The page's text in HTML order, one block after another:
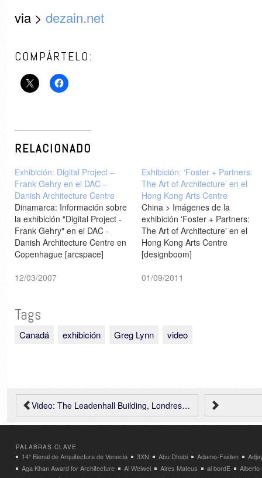
via > dezain.net
COMPÁRTELO:
RELACIONADO
Exhibición: Digital Project –
Frank Gehry en el DAC –
Danish Architecture Centre
Dinamarca: Información sobre
la exhibición "Digital Project -
Frank Gehry" en el DAC -
Danish Architecture Centre en
Copenhague [arcspace]
12/03/2007
Exhibición: ‘Foster + Partners:
The Art of Architecture’ en el
Hong Kong Arts Centre
China > Imágenes de la
exhibición 'Foster + Partners:
The Art of Architecture' en el
Hong Kong Arts Centre
[designboom]
01/09/2011
Tags
Canadá exhibición Greg Lynn video
Video: The Leadenhall Building, Londres – Rogers Stirk Harbour + Partners
PALABRAS CLAVE
14° Bienal de Arquitectura de Venecia 3XN Abu Dhabi Adamo-Faiden
Aga Khan Award for Architecture
Ai Weiwei Aires Mateus al bordE
Alberto